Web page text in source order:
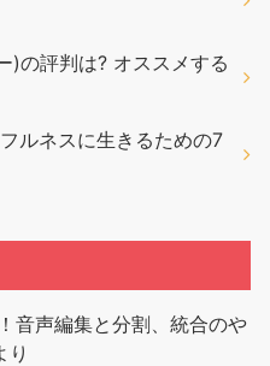
)の評判は? オススメする
ルネスに生きるための7
音声編集と分割、統合のや
り